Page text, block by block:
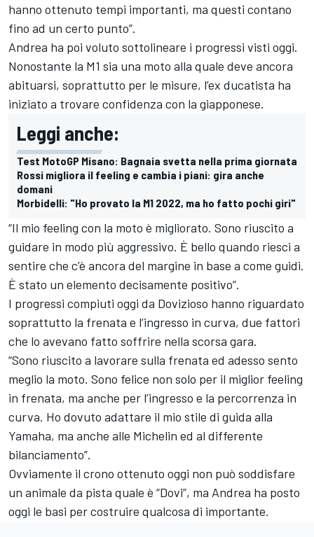
hanno ottenuto tempi importanti, ma questi contano
fino ad un certo punto”.
Andrea ha poi voluto sottolineare i progressi visti oggi.
Nonostante la M1 sia una moto alla quale deve ancora
abituarsi, soprattutto per le misure, l’ex ducatista ha
iniziato a trovare confidenza con la giapponese.
Leggi anche:
Test MotoGP Misano: Bagnaia svetta nella prima giornata
Rossi migliora il feeling e cambia i piani: gira anche
domani
Morbidelli: "Ho provato la M1 2022, ma ho fatto pochi giri"
“Il mio feeling con la moto è migliorato. Sono riuscito a
guidare in modo più aggressivo. È bello quando riesci a
sentire che c’è ancora del margine in base a come guidi.
È stato un elemento decisamente positivo”.
I progressi compiuti oggi da Dovizioso hanno riguardato
soprattutto la frenata e l’ingresso in curva, due fattori
che lo avevano fatto soffrire nella scorsa gara.
“Sono riuscito a lavorare sulla frenata ed adesso sento
meglio la moto. Sono felice non solo per il miglior feeling
in frenata, ma anche per l’ingresso e la percorrenza in
curva. Ho dovuto adattare il mio stile di guida alla
Yamaha, ma anche alle Michelin ed al differente
bilanciamento”.
Ovviamente il crono ottenuto oggi non può soddisfare
un animale da pista quale è “Dovi”, ma Andrea ha posto
oggi le basi per costruire qualcosa di importante.